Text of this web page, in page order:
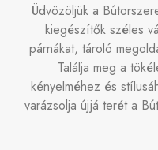
Üdvözöljük a
kiegészítők széles
párnákat, tároló
Találja meg a
kényelméhez és
varázsolja újjá terét a